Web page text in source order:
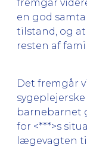
fremgår
en god
tilstand, og
resten af
Det fremgår
sygeplejerske
barnebarnet
for <***>s
lægevagten